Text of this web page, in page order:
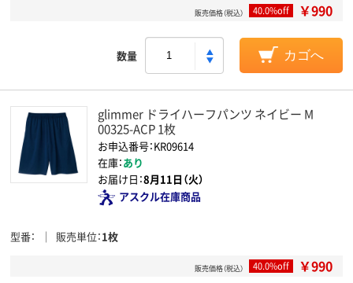
販売価格（税込） 40.0%off ￥990
数量 カゴへ
glimmer ドライハーフパンツ ネイビー M
00325-ACP 1枚
お申込番号：KR09614
在庫：あり
お届け日：8月11日（火）
アスクル在庫商品
型番 販売単位 1枚
販売価格（税込） 40.0%off ￥990